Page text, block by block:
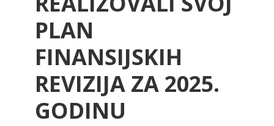
PLAN
FINANSIJSKIH
REVIZIJA ZA 2025.
GODINU